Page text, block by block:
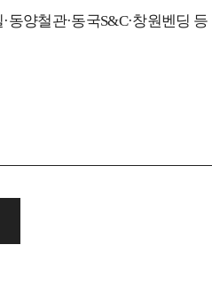
·동양철관·동국S&C·창원벤딩 등